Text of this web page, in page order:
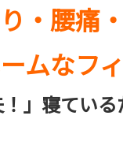
・腰痛
ムなフ
」寝てい